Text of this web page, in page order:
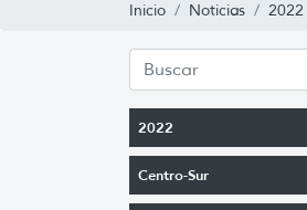
Inicio Noticias 2022
2022
Centro-Sur